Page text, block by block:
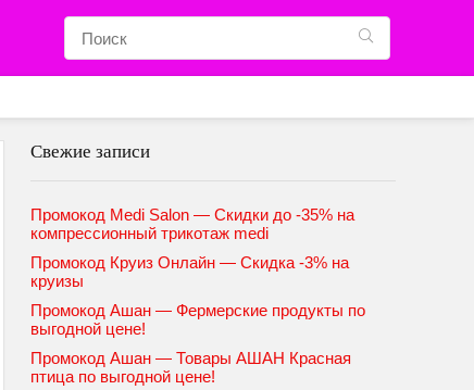
Свежие записи
Промокод Medi Salon — Скидки до -35% на
компрессионный трикотаж medi
Промокод Круиз Онлайн — Скидка -3% на
круизы
Промокод Ашан — Фермерские продукты по
выгодной цене!
Промокод Ашан — Товары АШАН Красная
птица по выгодной цене!